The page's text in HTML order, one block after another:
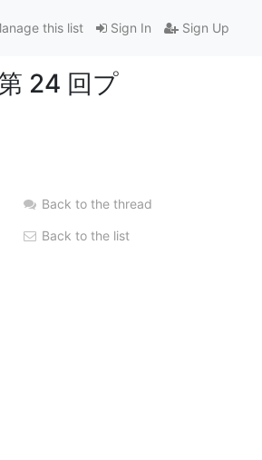
Sign In Sign Up
this list
24 回プ
Back to the thread
Back to the list